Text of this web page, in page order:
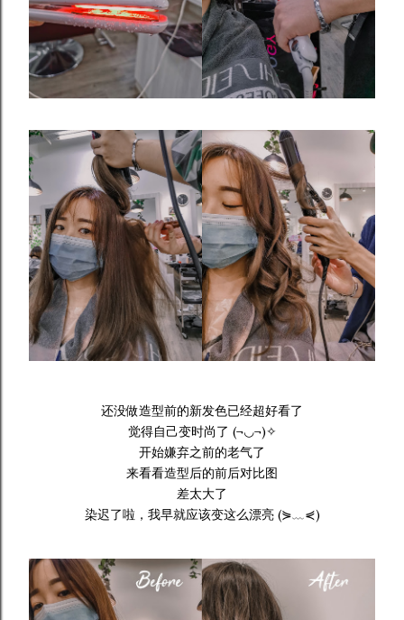
还没做造型前的新发色已经超好看了
觉得自己变时尚了 (¬◡¬)✧
开始嫌弃之前的老气了
来看看造型后的前后对比图
差太大了
染迟了啦，我早就应该变这么漂亮 (⋟﹏⋞)